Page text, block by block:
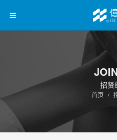
招贤
首页